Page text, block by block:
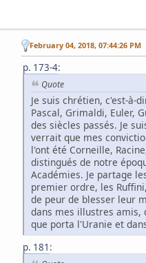
February 04, 2018, 07:44:26 PM
p. 173-4:
Quote
Je suis chrétien, c'est-à-
Pascal, Grimaldi, Euler,
des siècles passés. Je
verrait que mes
l'ont été Corneille,
distingués de notre
Académies. Je partage
premier ordre, les
de peur de blesser leur
dans mes illustres amis,
que porta l'Uranie et
p. 181 :